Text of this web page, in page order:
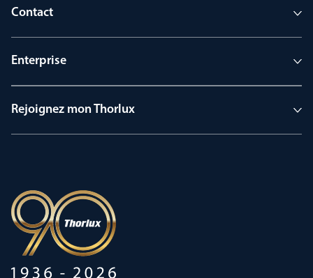
Contact
Enterprise
Rejoignez mon Thorlux